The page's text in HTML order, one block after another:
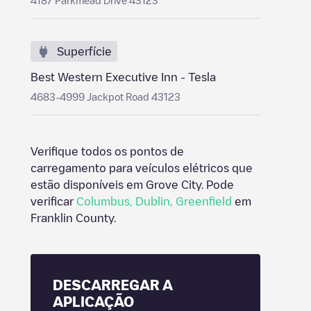
Superfície
Best Western Executive Inn - Tesla
4683-4999 Jackpot Road 43123
Verifique todos os pontos de
carregamento para veículos elétricos que
estão disponíveis em Grove City. Pode
verificar Columbus Dublin Greenfield em
Franklin County.
DESCARREGAR A
APLICAÇÃO